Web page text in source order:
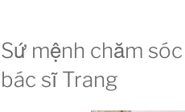
Sứ mệnh chăm
bác sĩ Trang